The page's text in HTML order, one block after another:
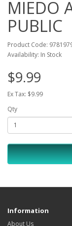
MIEDO
PUBLIC
Product Code:
Availability: In Stock
$9.99
Ex Tax: $9.99
Qty
Information
About Us